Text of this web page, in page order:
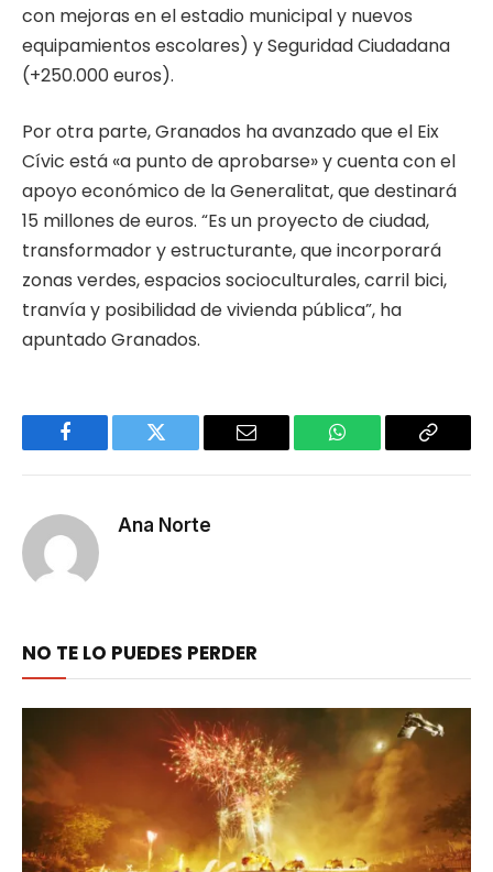
con mejoras en el estadio municipal y nuevos
equipamientos escolares) y Seguridad Ciudadana
(+250.000 euros).
Por otra parte, Granados ha avanzado que el Eix
Cívic está «a punto de aprobarse» y cuenta con el
apoyo económico de la Generalitat, que destinará
15 millones de euros. “Es un proyecto de ciudad,
transformador y estructurante, que incorporará
zonas verdes, espacios socioculturales, carril bici,
tranvía y posibilidad de vivienda pública”, ha
apuntado Granados.
Facebook Twitter Email WhatsApp Copy
Ana Norte
NO TE LO PUEDES PERDER